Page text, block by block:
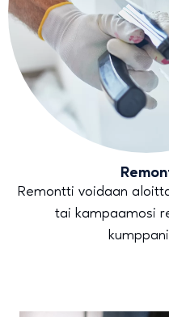
Remontti voidaan
tai kampaamosi